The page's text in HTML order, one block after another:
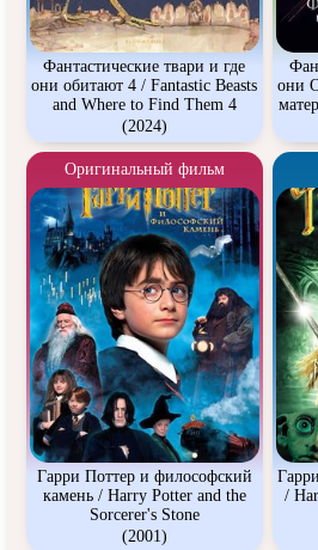
Фантастические твари и где
они обитают 4 / Fantastic Beasts
and Where to Find Them 4
(2024)
они
Оригинальный фильм
Гарри Поттер и философский
камень / Harry Potter and the
Sorcerer's Stone
(2001)
/